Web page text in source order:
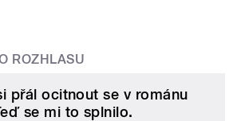
ROZHLASU
přál ocitnout se v románu
se mi to splnilo.